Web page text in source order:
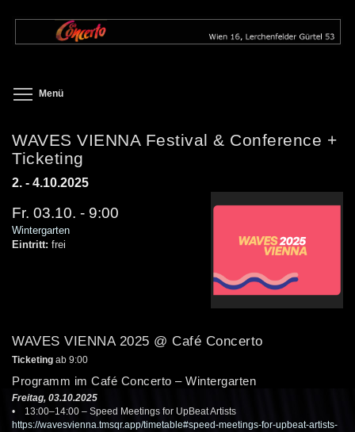
zum
Menü
WAVES VIENNA Festival & Conference +
Ticketing
2. - 4.10.2025
Fr. 03.10. - 9:00
Wintergarten
Eintritt: frei
WAVES VIENNA 2025 @ Café Concerto
Ticketing ab 9:00
Programm im Café Concerto – Wintergarten
Freitag, 03.10.2025
• 13:00–14:00 – Speed Meetings for UpBeat Artists
https://wavesvienna.tmsqr.app/timetable#speed-meetings-for-upbeat-artists-